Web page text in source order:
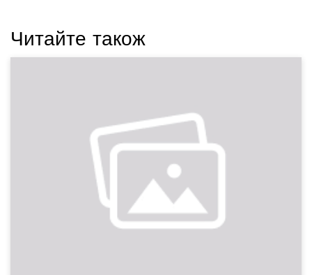
Читайте також